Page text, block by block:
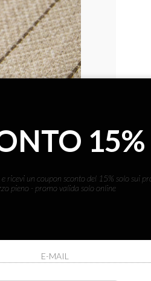
15%
ricevi un coupon sconto del 15% solo sui
pieno - promo valida solo online